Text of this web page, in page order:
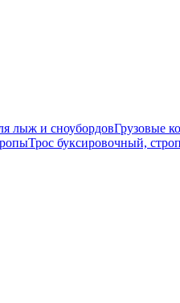
лыж и сноубордовГрузовые
Трос буксировочный,